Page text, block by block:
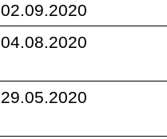
02.09.2020
04.08.2020
29.05.2020